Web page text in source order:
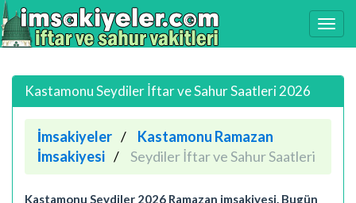
Kastamonu Seydiler İftar ve Sahur Saatleri 2026
İmsakiyeler
Kastamonu Ramazan
İmsakiyesi
Seydiler İftar ve Sahur Saatleri
Kastamonu Seydiler 2026 Ramazan imsakiyesi. Bugün